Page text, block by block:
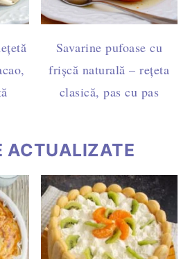
Savarine pufoase cu
frișcă naturală – rețeta
clasică, pas cu pas
ACTUALIZATE